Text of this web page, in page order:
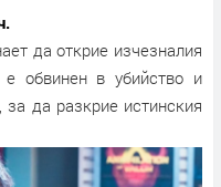
да открие изчезналия
обвинен в убийство и
да разкрие истинския